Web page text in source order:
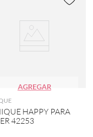
AGREGAR
HAPPY PARA
42253